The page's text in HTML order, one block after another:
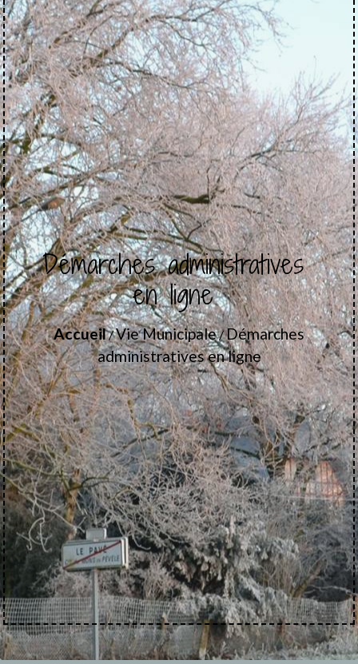
Démarches administratives
en ligne
Accueil/Vie Municipale/Démarches
administratives en ligne